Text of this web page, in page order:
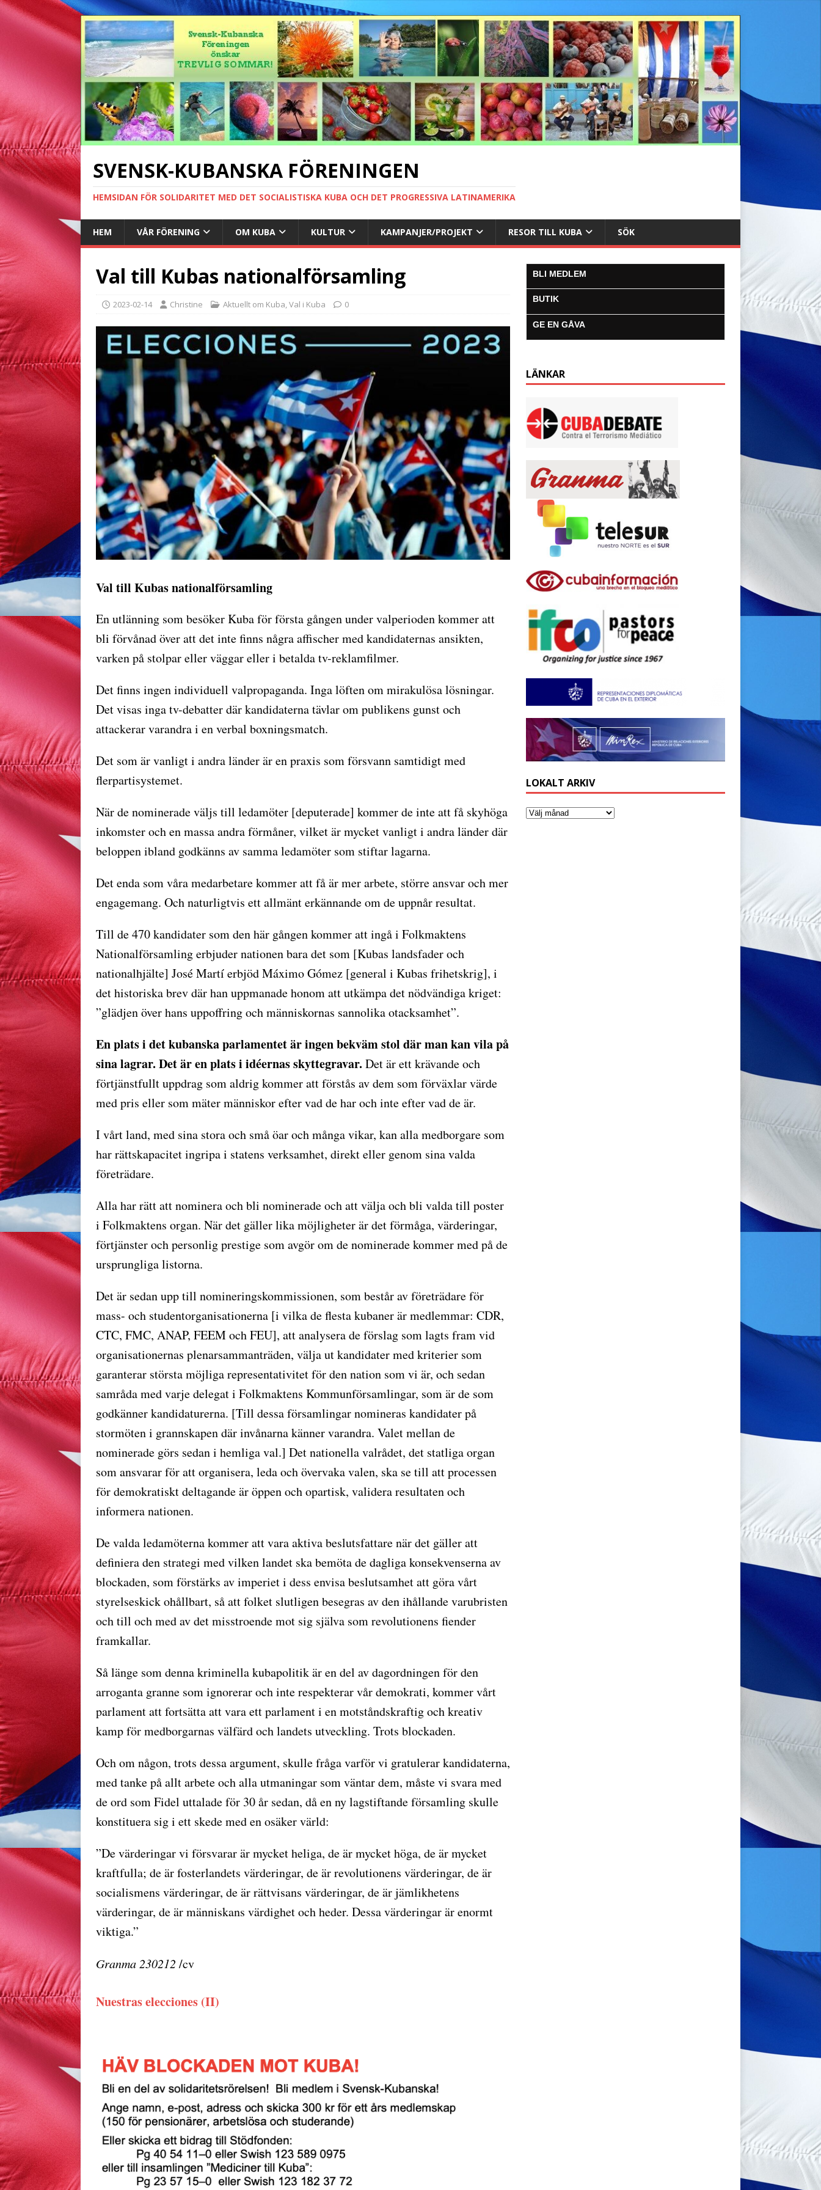
SVENSK-KUBANSKA FÖRENINGEN
HEMSIDAN FÖR SOLIDARITET MED DET SOCIALISTISKA KUBA OCH DET PROGRESSIVA LATINAMERIKA
HEM VÅR FÖRENING OM KUBA KULTUR KAMPANJER/PROJEKT RESOR TILL KUBA SÖK
Val till Kubas nationalförsamling
2023-02-14 Christine Aktuellt om Kuba,Val i Kuba 0
Val till Kubas nationalförsamling
En utlänning som besöker Kuba för första gången under valperioden kommer att
bli förvånad över att det inte finns några affischer med kandidaternas ansikten,
varken på stolpar eller väggar eller i betalda tv-reklamfilmer.
Det finns ingen individuell valpropaganda. Inga löften om mirakulösa lösningar.
Det visas inga tv-debatter där kandidaterna tävlar om publikens gunst och
attackerar varandra i en verbal boxningsmatch.
Det som är vanligt i andra länder är en praxis som försvann samtidigt med
flerpartisystemet.
När de nominerade väljs till ledamöter [deputerade] kommer de inte att få skyhöga
inkomster och en massa andra förmåner, vilket är mycket vanligt i andra länder där
beloppen ibland godkänns av samma ledamöter som stiftar lagarna.
Det enda som våra medarbetare kommer att få är mer arbete, större ansvar och mer
engagemang. Och naturligtvis ett allmänt erkännande om de uppnår resultat.
Till de 470 kandidater som den här gången kommer att ingå i Folkmaktens
Nationalförsamling erbjuder nationen bara det som [Kubas landsfader och
nationalhjälte] José Martí erbjöd Máximo Gómez [general i Kubas frihetskrig], i
det historiska brev där han uppmanade honom att utkämpa det nödvändiga kriget:
”glädjen över hans uppoffring och människornas sannolika otacksamhet”.
En plats i det kubanska parlamentet är ingen bekväm stol där man kan vila på
sina lagrar. Det är en plats i idéernas skyttegravar. Det är ett krävande och
förtjänstfullt uppdrag som aldrig kommer att förstås av dem som förväxlar värde
med pris eller som mäter människor efter vad de har och inte efter vad de är.
I vårt land, med sina stora och små öar och många vikar, kan alla medborgare som
har rättskapacitet ingripa i statens verksamhet, direkt eller genom sina valda
företrädare.
Alla har rätt att nominera och bli nominerade och att välja och bli valda till poster
i Folkmaktens organ. När det gäller lika möjligheter är det förmåga, värderingar,
förtjänster och personlig prestige som avgör om de nominerade kommer med på de
ursprungliga listorna.
Det är sedan upp till nomineringskommissionen, som består av företrädare för
mass- och studentorganisationerna [i vilka de flesta kubaner är medlemmar: CDR,
CTC, FMC, ANAP, FEEM och FEU], att analysera de förslag som lagts fram vid
organisationernas plenarsammanträden, välja ut kandidater med kriterier som
garanterar största möjliga representativitet för den nation som vi är, och sedan
samråda med varje delegat i Folkmaktens Kommunförsamlingar, som är de som
godkänner kandidaturerna. [Till dessa församlingar nomineras kandidater på
stormöten i grannskapen där invånarna känner varandra. Valet mellan de
nominerade görs sedan i hemliga val.] Det nationella valrådet, det statliga organ
som ansvarar för att organisera, leda och övervaka valen, ska se till att processen
för demokratiskt deltagande är öppen och opartisk, validera resultaten och
informera nationen.
De valda ledamöterna kommer att vara aktiva beslutsfattare när det gäller att
definiera den strategi med vilken landet ska bemöta de dagliga konsekvenserna av
blockaden, som förstärks av imperiet i dess envisa beslutsamhet att göra vårt
styrelseskick ohållbart, så att folket slutligen besegras av den ihållande varubristen
och till och med av det misstroende mot sig själva som revolutionens fiender
framkallar.
Så länge som denna kriminella kubapolitik är en del av dagordningen för den
arroganta granne som ignorerar och inte respekterar vår demokrati, kommer vårt
parlament att fortsätta att vara ett parlament i en motståndskraftig och kreativ
kamp för medborgarnas välfärd och landets utveckling. Trots blockaden.
Och om någon, trots dessa argument, skulle fråga varför vi gratulerar kandidaterna,
med tanke på allt arbete och alla utmaningar som väntar dem, måste vi svara med
de ord som Fidel uttalade för 30 år sedan, då en ny lagstiftande församling skulle
konstituera sig i ett skede med en osäker värld:
”De värderingar vi försvarar är mycket heliga, de är mycket höga, de är mycket
kraftfulla; de är fosterlandets värderingar, de är revolutionens värderingar, de är
socialismens värderingar, de är rättvisans värderingar, de är jämlikhetens
värderingar, de är människans värdighet och heder. Dessa värderingar är enormt
viktiga.”
Granma 230212 /cv
Nuestras elecciones (II)
BLI MEDLEM
BUTIK
GE EN GÅVA
LÄNKAR
LOKALT ARKIV